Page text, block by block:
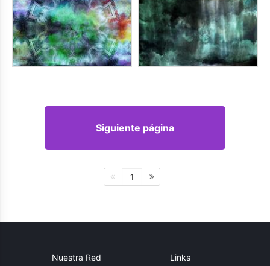
Siguiente página
1
Nuestra Red Links